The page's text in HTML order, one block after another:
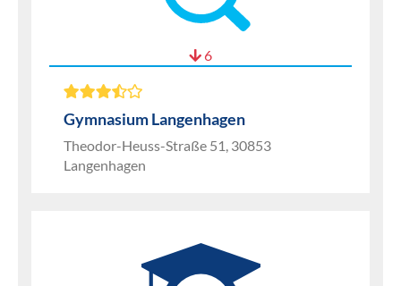
6
Gymnasium Langenhagen
Theodor-Heuss-Straße 51, 30853
Langenhagen